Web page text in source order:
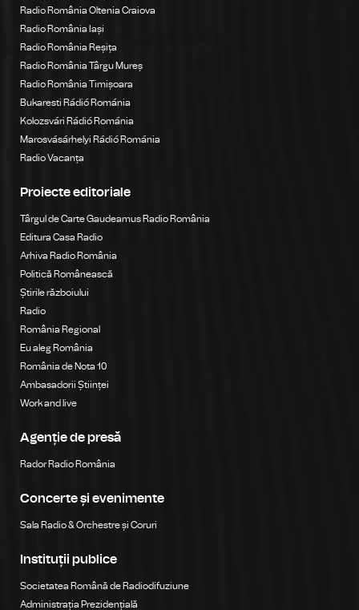
Radio România Oltenia Craiova
Radio România Iași
Radio România Reșița
Radio România Târgu Mureș
Radio România Timișoara
Bukaresti Rádió Románia
Kolozsvári Rádió Románia
Marosvásárhelyi Rádió Románia
Radio Vacanța
Proiecte editoriale
Târgul de Carte Gaudeamus Radio România
Editura Casa Radio
Arhiva Radio România
Politică Românească
Știrile războiului
Radio
România Regional
Eu aleg România
România de Nota 10
Ambasadorii Științei
Work and live
Agenție de presă
Rador Radio România
Concerte și evenimente
Sala Radio & Orchestre și Coruri
Instituții publice
Societatea Română de Radiodifuziune
Administrația Prezidențială